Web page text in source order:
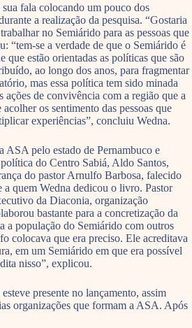
fala colocando um pouco dos
a realização da pesquisa. “Gostaria
no Semiárido para as pessoas que
“tem-se a verdade de que o Semiárido é
que estão orientadas as políticas que são
ao longo dos anos, para fragmentar
mas essa política tem sido minada
de convivência com a região que a
os sentimento das pessoas que
experiências”, concluiu Wedna.
ASA pelo estado de Pernambuco e
do Centro Sabiá, Aldo Santos,
do pastor Arnulfo Barbosa, falecido
a quem Wedna dedicou o livro. Pastor
da Diaconia, organização
bastante para a concretização da
a população do Semiárido com outros
colocava que era preciso. Ele acreditava
em um Semiárido em que era possível
nisso”, explicou.
presente no lançamento, assim
organizações que formam a ASA. Após